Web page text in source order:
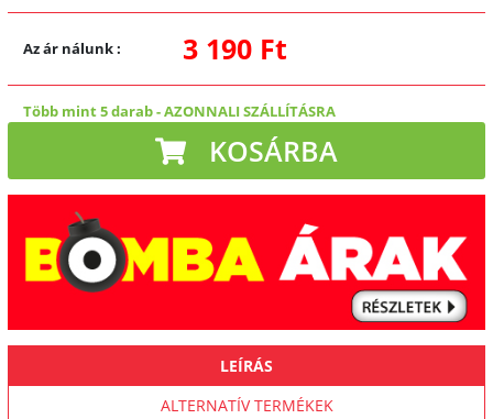
Az ár nálunk: 3 190 Ft
Több mint 5 darab-AZONNALI SZÁLLÍTÁSRA
KOSÁRBA
LEÍRÁS
ALTERNATÍV TERMÉKEK